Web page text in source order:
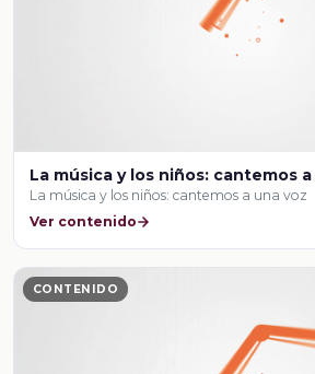
La música y los niños: cantemos
La música y los niños: cantemos a una voz
Ver contenido
CONTENIDO